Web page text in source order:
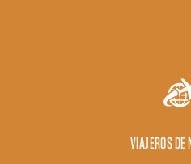
VIAJEROS DE